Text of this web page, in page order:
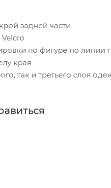
задней части
по фигуре по линии
края
так и третьего слоя